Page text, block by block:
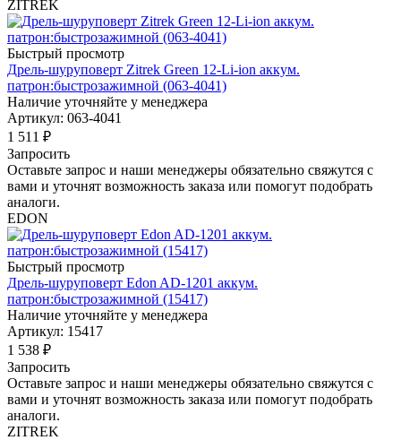
ZITREK
Быстрый просмотр
Дрель-шуруповерт Zitrek Green 12-Li-ion аккум.
патрон:быстрозажимной (063-4041)
Наличие уточняйте у менеджера
Артикул: 063-4041
1 511 ₽
Запросить
Оставьте запрос и наши менеджеры обязательно свяжутся с
вами и уточнят возможность заказа или помогут подобрать
аналоги.
EDON
Быстрый просмотр
Дрель-шуруповерт Edon AD-1201 аккум.
патрон:быстрозажимной (15417)
Наличие уточняйте у менеджера
Артикул: 15417
1 538 ₽
Запросить
Оставьте запрос и наши менеджеры обязательно свяжутся с
вами и уточнят возможность заказа или помогут подобрать
аналоги.
ZITREK